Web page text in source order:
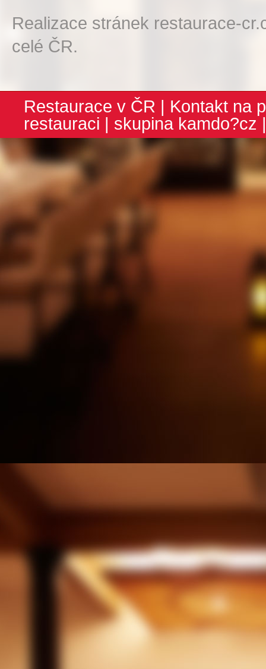
Realizace stránek restaurace-
celé ČR.
Restaurace v ČR | Kontakt na
restauraci | skupina kamdo?cz |